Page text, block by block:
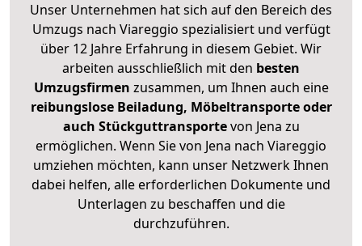
Unser Unternehmen hat sich auf den Bereich des
Umzugs nach Viareggio spezialisiert und verfügt
über 12 Jahre Erfahrung in diesem Gebiet. Wir
arbeiten ausschließlich mit den besten
Umzugsfirmen zusammen, um Ihnen auch eine
reibungslose Beiladung, Möbeltransporte oder
auch Stückguttransportevon Jena zu
ermöglichen. Wenn Sie von Jena nach Viareggio
umziehen möchten, kann unser Netzwerk Ihnen
dabei helfen, alle erforderlichen Dokumente und
Unterlagen zu beschaffen und die
durchzuführen.